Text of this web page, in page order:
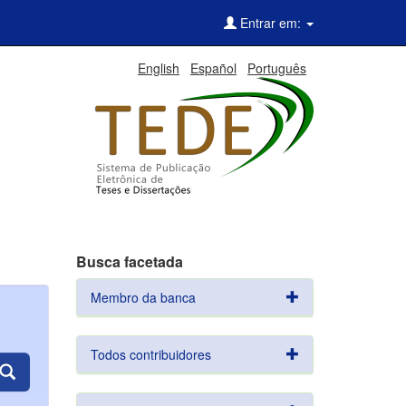
Entrar em:
English Español Português
Busca facetada
Membro da banca
Todos contribuidores